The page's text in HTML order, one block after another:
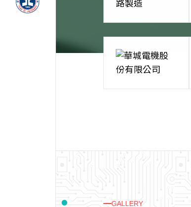
GALLERY